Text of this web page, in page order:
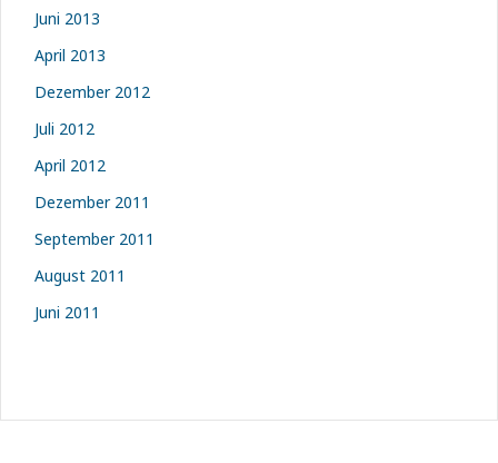
Juni 2013
April 2013
Dezember 2012
Juli 2012
April 2012
Dezember 2011
September 2011
August 2011
Juni 2011